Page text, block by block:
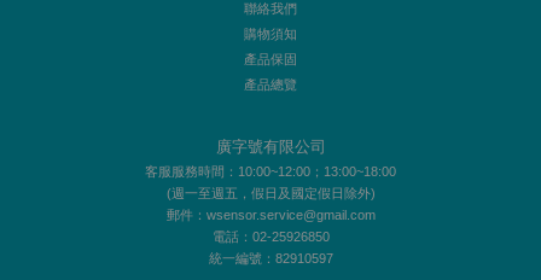
聯絡我們
購物須知
產品保固
產品總覽
廣字號有限公司
客服服務時間：10:00~12:00；13:00~18:00
(週一至週五，假日及國定假日除外)
郵件：wsensor.service@gmail.com
電話：02-25926850
統一編號：82910597